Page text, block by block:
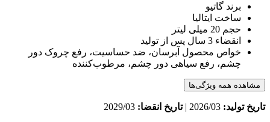
برند گاتیو
ساخت ایتالیا
حجم 20 میلی لیتر
انقضاء 3 سال پس از تولید
خواص محصول آبرسان، ضد حساسیت، رفع چروک دور
چشم، رفع سیاهی دور چشم، مرطوب‌کننده
مشاهده همه ویژگی‌ها
تاریخ تولید: تاریخ انقضا: